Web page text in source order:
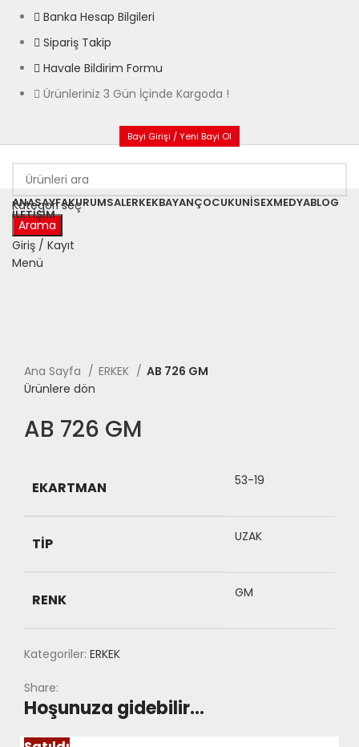
Banka Hesap Bilgileri
Sipariş Takip
Havale Bildirim Formu
Ürünleriniz 3 Gün İçinde Kargoda !
Bayi Girişi / Yeni Bayi Ol
Kategori seç
Arama
Giriş / Kayıt
Menü
ANASAYFAKURUMSALERKEKBAYANÇOCUKUNISEXMEDYABLOG
İLETIŞIM
Satıldı
Ana Sayfa ERKEK
AB 726 GM
Ürünlere dön
AB 726 GM
EKARTMAN 53-19
TIP UZAK
RENK GM
Kategoriler: ERKEK
Share:
Hoşunuza gidebilir…